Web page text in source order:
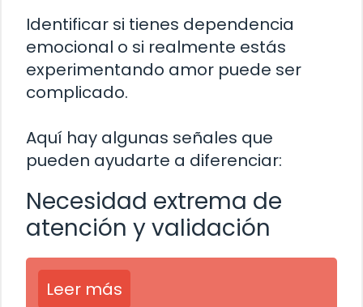
Identificar si tienes dependencia
emocional o si realmente estás
experimentando amor puede ser
complicado.
Aquí hay algunas señales que
pueden ayudarte a diferenciar:
Necesidad extrema de
atención y validación
Leer más